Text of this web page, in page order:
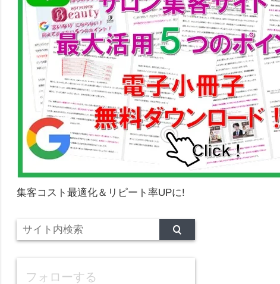
集客コスト最適化＆リピート率UPに!
フォローする